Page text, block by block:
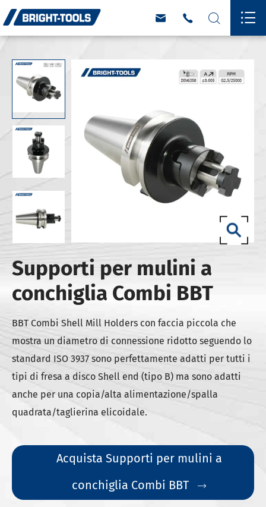
   
Supporti per mulini a
conchiglia Combi BBT
BBT Combi Shell Mill Holders con faccia piccola che
mostra un diametro di connessione ridotto seguendo lo
standard ISO 3937 sono perfettamente adatti per tutti i
tipi di fresa a disco Shell end (tipo B) ma sono adatti
anche per una copia/alta alimentazione/spalla
quadrata/taglierina elicoidale.
Acquista Supporti per mulini a
conchiglia Combi BBT
